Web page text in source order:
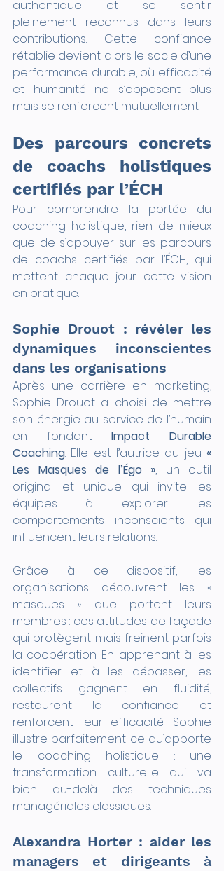
authentique et se sentir
pleinement reconnus dans leurs
contributions. Cette confiance
rétablie devient alors le socle d’une
performance durable, où efficacité
et humanité ne s’opposent plus
mais se renforcent mutuellement.
Des parcours concrets
de coachs holistiques
certifiés par l’ÉCH
Pour comprendre la portée du
coaching holistique, rien de mieux
que de s’appuyer sur les parcours
de coachs certifiés par l’ÉCH, qui
mettent chaque jour cette vision
en pratique.
Sophie Drouot : révéler les
dynamiques inconscientes
dans les organisations
Après une carrière en marketing,
Sophie Drouot a choisi de mettre
son énergie au service de l’humain
en fondant Impact Durable
Coaching. Elle est l’autrice du jeu «
Les Masques de l’Égo », un outil
original et unique qui invite les
équipes à explorer les
comportements inconscients qui
influencent leurs relations.
Grâce à ce dispositif, les
organisations découvrent les «
masques » que portent leurs
membres : ces attitudes de façade
qui protègent mais freinent parfois
la coopération. En apprenant à les
identifier et à les dépasser, les
collectifs gagnent en fluidité,
restaurent la confiance et
renforcent leur efficacité. Sophie
illustre parfaitement ce qu’apporte
le coaching holistique : une
transformation culturelle qui va
bien au-delà des techniques
managériales classiques.
Alexandra Horter : aider les
managers et dirigeants à